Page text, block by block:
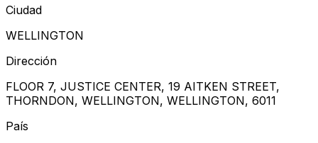
Ciudad
WELLINGTON
Dirección
FLOOR 7, JUSTICE CENTER, 19 AITKEN STREET,
THORNDON, WELLINGTON, WELLINGTON, 6011
País